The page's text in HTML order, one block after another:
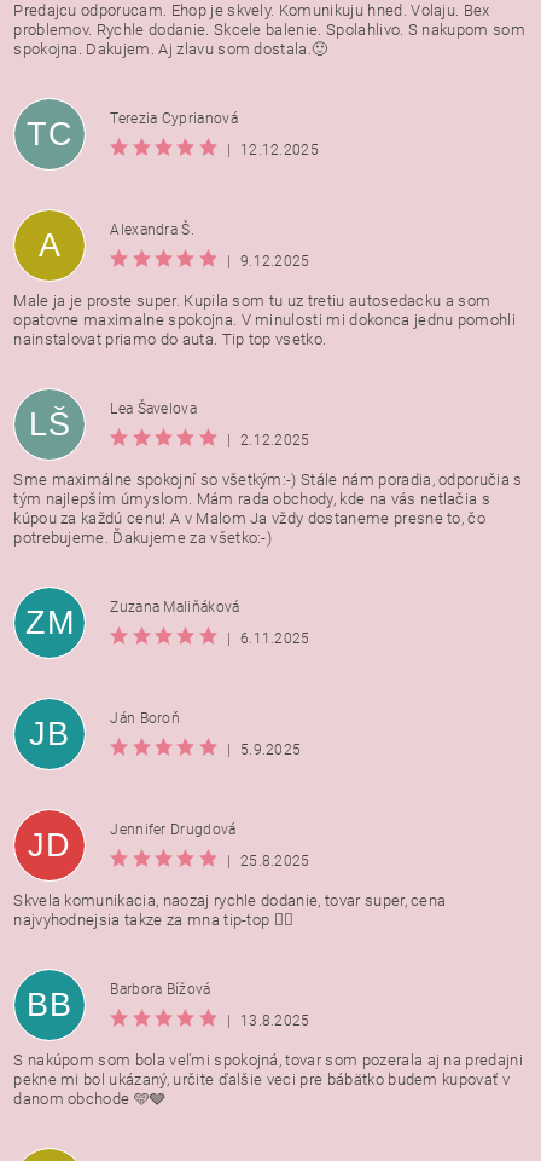
Predajcu odporucam. Ehop je skvely. Komunikuju hned. Volaju. Bex
problemov. Rychle dodanie. Skcele balenie. Spolahlivo. S nakupom som
spokojna. Dakujem. Aj zlavu som dostala.🙂
TC
Terezia Cyprianová
12.12.2025
A
Alexandra Š.
9.12.2025
Male ja je proste super. Kupila som tu uz tretiu autosedacku a som
opatovne maximalne spokojna. V minulosti mi dokonca jednu pomohli
nainstalovat priamo do auta. Tip top vsetko.
LŠ
Lea Šavelova
2.12.2025
Sme maximálne spokojní so všetkým:-) Stále nám poradia, odporučia s
tým najlepším úmyslom. Mám rada obchody, kde na vás netlačia s
kúpou za každú cenu! A v Malom Ja vždy dostaneme presne to, čo
potrebujeme. Ďakujeme za všetko:-)
ZM
Zuzana Maliňáková
6.11.2025
JB
Ján Boroň
5.9.2025
JD
Jennifer Drugdová
25.8.2025
Skvela komunikacia, naozaj rychle dodanie, tovar super, cena
najvyhodnejsia takze za mna tip-top 👍🏻
BB
Barbora Bížová
13.8.2025
S nakúpom som bola veľmi spokojná, tovar som pozerala aj na predajni
pekne mi bol ukázaný, určite ďalšie veci pre bábätko budem kupovať v
danom obchode 🩵🩶